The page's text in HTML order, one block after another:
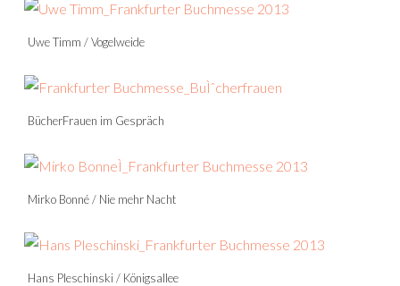
Uwe Timm / Vogelweide
BücherFrauen im Gespräch
Mirko Bonné / Nie mehr Nacht
Hans Pleschinski / Königsallee